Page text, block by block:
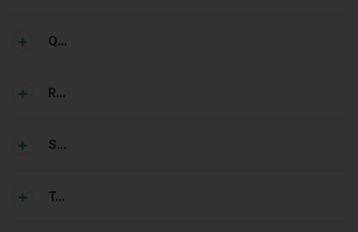
Q...
R...
S...
T...